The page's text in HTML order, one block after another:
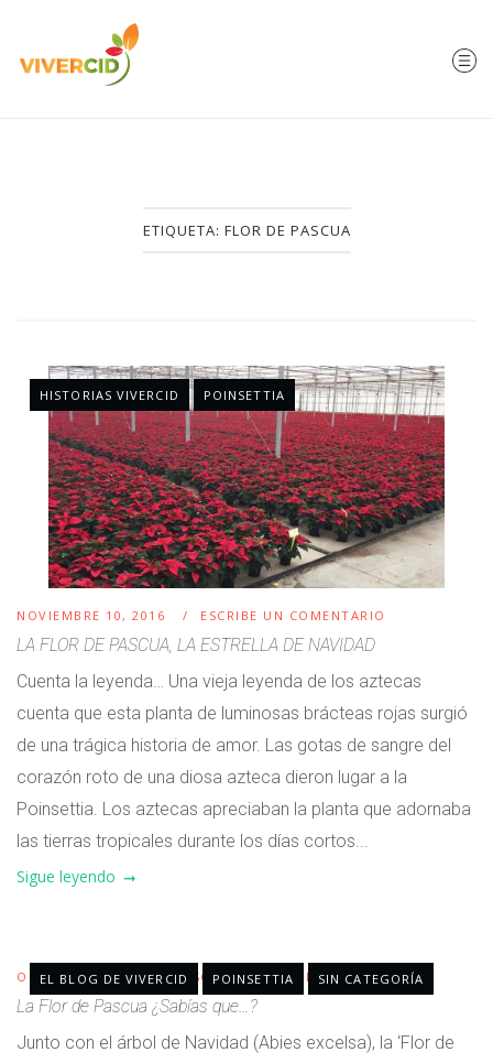
ETIQUETA: FLOR DE PASCUA
HISTORIAS VIVERCID POINSETTIA
NOVIEMBRE 10, 2016 ESCRIBE UN COMENTARIO
LA FLOR DE PASCUA, LA ESTRELLA DE NAVIDAD
Cuenta la leyenda… Una vieja leyenda de los aztecas
cuenta que esta planta de luminosas brácteas rojas surgió
de una trágica historia de amor. Las gotas de sangre del
corazón roto de una diosa azteca dieron lugar a la
Poinsettia. Los aztecas apreciaban la planta que adornaba
las tierras tropicales durante los días cortos...
Sigue leyendo
EL BLOG DE VIVERCID POINSETTIA SIN CATEGORÍA
OCTUBRE 30, 2015 ESCRIBE UN COMENTARIO
La Flor de Pascua ¿Sabías que…?
Junto con el árbol de Navidad (Abies excelsa), la ‘Flor de